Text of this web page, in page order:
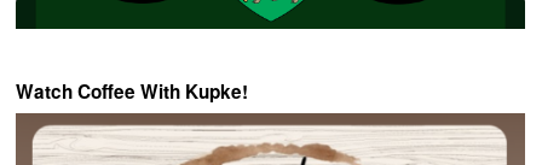
Watch Coffee With Kupke!